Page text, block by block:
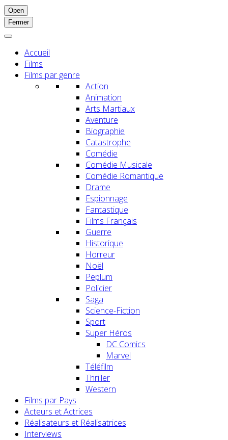
Open
Fermer
Accueil
Films
Films par genre
Action
Animation
Arts Martiaux
Aventure
Biographie
Catastrophe
Comédie
Comédie Musicale
Comédie Romantique
Drame
Espionnage
Fantastique
Films Français
Guerre
Historique
Horreur
Noël
Peplum
Policier
Saga
Science-Fiction
Sport
Super Héros
DC Comics
Marvel
Téléfilm
Thriller
Western
Films par Pays
Acteurs et Actrices
Réalisateurs et Réalisatrices
Interviews